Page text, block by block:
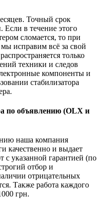
Точный срок
Если в течение этого
сломается, то при
исправим всё за свой
только
техники и следов
компоненты и
стабилизатора
по объявлению (OLX и
наша компания
качественно и выдает
указанной гарантией (по
отбор и
отрицательных
Также работа каждого
грн.